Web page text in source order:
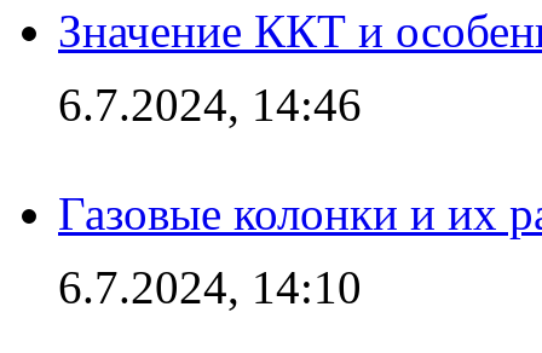
Значение ККТ и
6.7.2024, 14:46
Газовые колонки и их
6.7.2024, 14:10